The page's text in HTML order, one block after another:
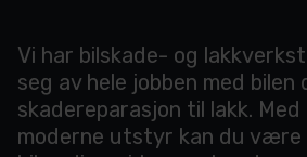
Vi har bilskade- og
seg av hele jobben med
skadereparasjon til lakk.
moderne utstyr kan du være